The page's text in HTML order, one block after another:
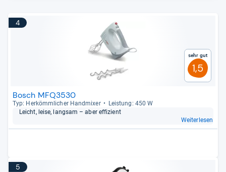
4
Sehr gut
1,5
Bosch MFQ3530
Typ: Her­kömm­li­cher Hand­mi­xer
Leis­tung: 450 W
Leicht, leise, lang­sam – aber effi­zi­ent
Weiterlesen
5